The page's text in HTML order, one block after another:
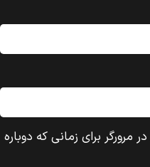
مرورگر برای زمانی که دوباره